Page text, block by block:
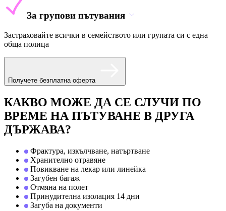
За групови пътувания
Застраховайте всички в семейството или групата си с една
обща полица
Получете безплатна оферта
КАКВО МОЖЕ ДА СЕ СЛУЧИ ПО
ВРЕМЕ НА ПЪТУВАНЕ В ДРУГА
ДЪРЖАВА?
Фрактура, изкълчване, натъртване
Хранително отравяне
Повикване на лекар или линейка
Загубен багаж
Отмяна на полет
Принудителна изолация 14 дни
Загуба на документи